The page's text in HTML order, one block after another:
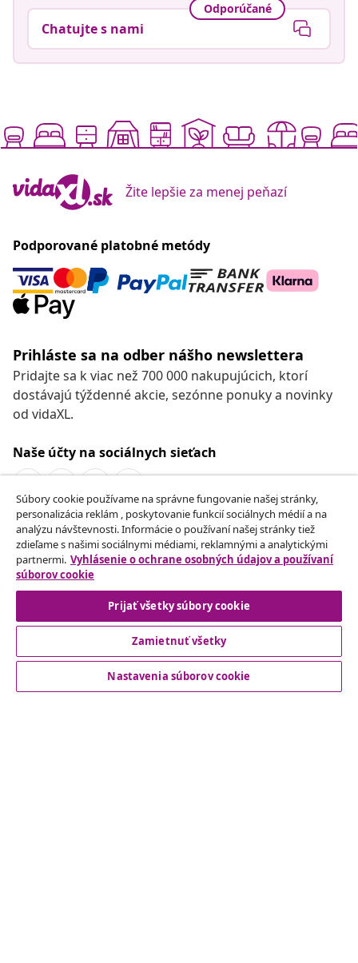
Odporúčané
Chatujte s nami
Žite lepšie za menej peňazí
Podporované platobné metódy
Prihláste sa na odber nášho newslettera
Pridajte sa k viac než 700 000 nakupujúcich, ktorí
dostávajú týždenné akcie, sezónne ponuky a novinky
od vidaXL.
Naše účty na sociálnych sieťach
Odstúpenie od zmluvy
Odošlite žiadosť o odstúpenie od vašej objednávky.
Odstúpenie od zmluvy
Zákaznícky Servis
Súbory cookie používame na správne fungovanie našej stránky,
personalizácia reklám , poskytovanie funkcií sociálnych médií a na
analýzu návštevnosti. Informácie o používaní našej stránky tiež
zdieľame s našimi sociálnymi médiami, reklamnými a analytickými
partnermi. Vyhlásenie o ochrane osobných údajov a používaní
súborov cookie
Prijať všetky súbory cookie
Zamietnuť všetky
Nastavenia súborov cookie